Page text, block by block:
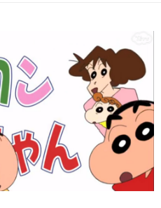
」之結帳頁面顯示為準，若有關於
相關疑問，請聯繫「AFTEE先享後付
support/home
之「AFTEE先享後付」服務完成之交
資料，並將交易相關給付款項請求債
下網址：
理人或監護人之同意方可使用
運費
運費
查看運費